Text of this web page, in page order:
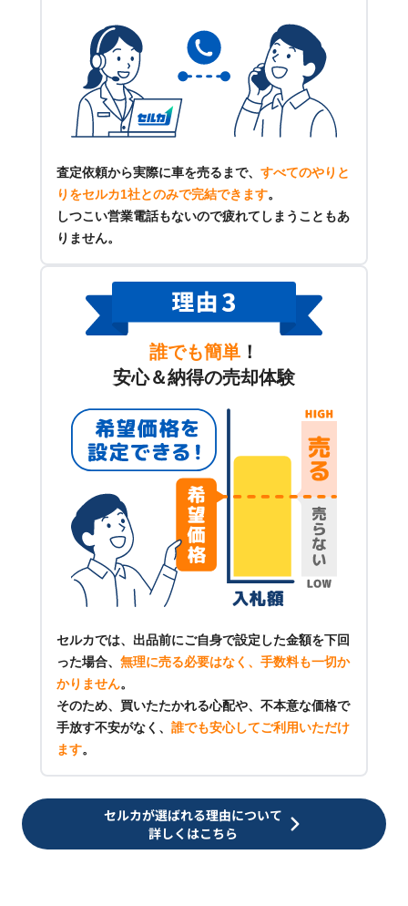
査定依頼から実際に車を売るまで、 すべてのやりと
りをセルカ1社とのみで完結できます。
しつこい営業電話もないので疲れてしまうこともあ
りません。
誰でも簡単 ！
安心＆納得の売却体験
セルカでは、出品前にご自身で設定した金額を下回
った場合、 無理に売る必要はなく、手数料も一切か
かりません。
そのため、買いたたかれる心配や、不本意な価格で
手放す不安がなく、 誰でも安心してご利用いただけ
ます。
セルカが選ばれる理由について
詳しくはこちら